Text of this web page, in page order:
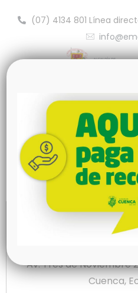
(07) 4134 801 Línea
Contáctanos
Av. Tres de Noviembre
Cuenca,